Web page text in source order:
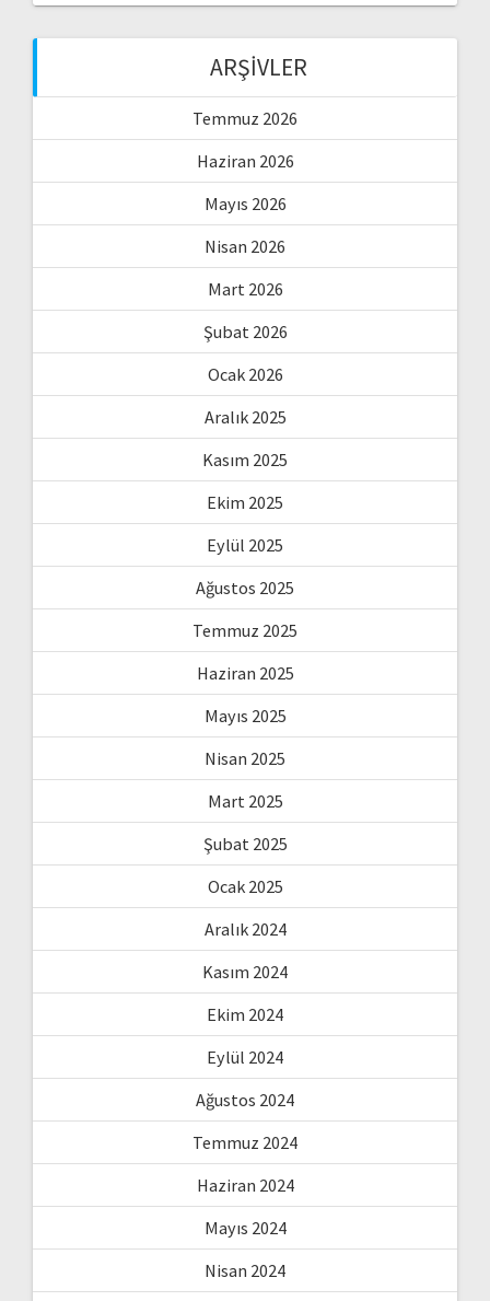
ARŞIVLER
Temmuz 2026
Haziran 2026
Mayıs 2026
Nisan 2026
Mart 2026
Şubat 2026
Ocak 2026
Aralık 2025
Kasım 2025
Ekim 2025
Eylül 2025
Ağustos 2025
Temmuz 2025
Haziran 2025
Mayıs 2025
Nisan 2025
Mart 2025
Şubat 2025
Ocak 2025
Aralık 2024
Kasım 2024
Ekim 2024
Eylül 2024
Ağustos 2024
Temmuz 2024
Haziran 2024
Mayıs 2024
Nisan 2024